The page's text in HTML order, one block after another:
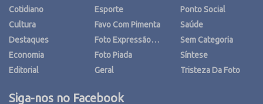
Cotidiano
Cultura
Destaques
Economia
Editorial
Esporte
Favo Com Pimenta
Foto Expressão…
Foto Piada
Geral
Ponto Social
Saúde
Sem Categoria
Síntese
Tristeza Da Foto
Siga-nos no Facebook